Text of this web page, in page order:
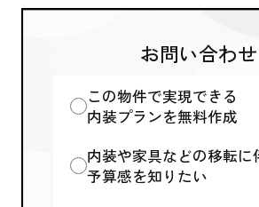
お問い合わせ
この物件で実現できる
内装プランを無料作成
内装や家具などの移転に
予算感を知りたい